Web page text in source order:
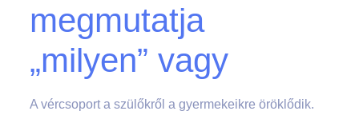
megmutatja
„milyen” vagy
A vércsoport a szülőkről a gyermekeikre öröklődik.